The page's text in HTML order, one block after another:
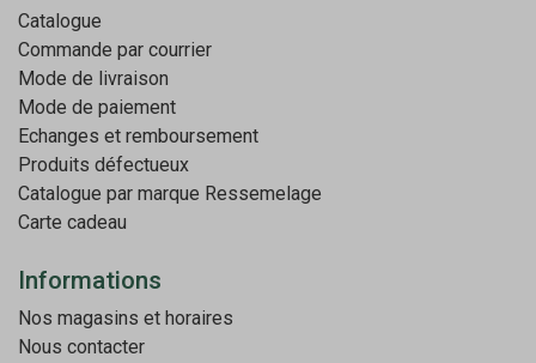
Catalogue
Commande par courrier
Mode de livraison
Mode de paiement
Echanges et remboursement
Produits défectueux
Catalogue par marque Ressemelage
Carte cadeau
Informations
Nos magasins et horaires
Nous contacter